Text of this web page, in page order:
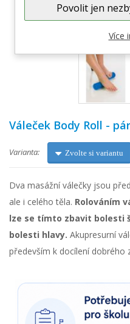
Váleček Body Roll - pár
Varianta: Zvolte si variantu
Dva masážní válečky jsou
ale i celého těla. Rolováním
lze se tímto zbavit bolesti
bolesti hlavy. Akupresurní
především k docílení dobrého
Povolit jen
Více